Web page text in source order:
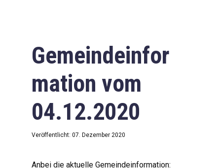
Gemeindeinfor
mation vom
04.12.2020
Veröffentlicht: 07. Dezember 2020
Anbei die aktuelle Gemeindeinformation: